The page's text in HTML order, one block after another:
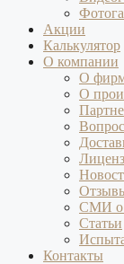
Акции
Калькулятор
О компании
О
О
СМИ о
Статьи
Контакты